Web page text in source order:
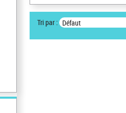
Tri par : Défaut